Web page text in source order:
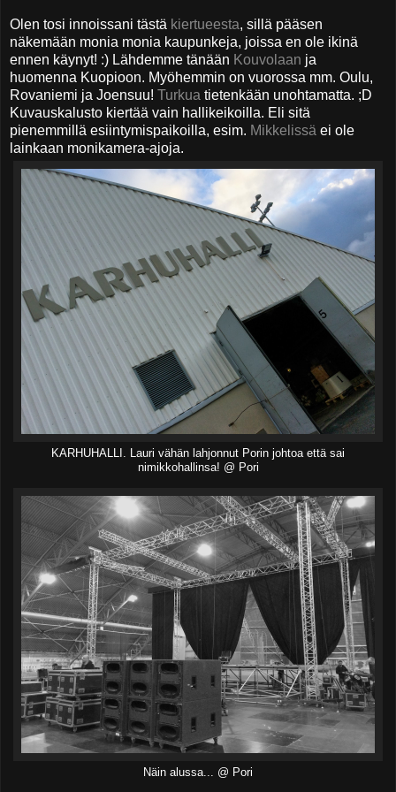
Olen tosi innoissani tästä kiertueesta, sillä pääsen
näkemään monia monia kaupunkeja, joissa en ole ikinä
ennen käynyt! :) Lähdemme tänään Kouvolaan ja
huomenna Kuopioon. Myöhemmin on vuorossa mm. Oulu,
Rovaniemi ja Joensuu! Turkua tietenkään unohtamatta. ;D
Kuvauskalusto kiertää vain hallikeikoilla. Eli sitä
pienemmillä esiintymispaikoilla, esim. Mikkelissä ei ole
lainkaan monikamera-ajoja.
KARHUHALLI. Lauri vähän lahjonnut Porin johtoa että sai
nimikkohallinsa! @ Pori
Näin alussa... @ Pori